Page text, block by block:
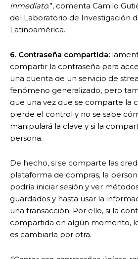
inmediato.”, comenta Camilo
del Laboratorio de Investigación
Latinoamérica.
6. Contraseña compartida:
compartir la contraseña para
una cuenta de un servicio de
fenómeno generalizado, pero
que una vez que se comparte la
pierde el control y no se sabe
manipulará la clave y si la
persona.
De hecho, si se comparte las
plataforma de compras, la
podría iniciar sesión y ver
guardados y hasta usar la
una transacción. Por ello, si la
compartida en algún momento,
es cambiarla por otra.